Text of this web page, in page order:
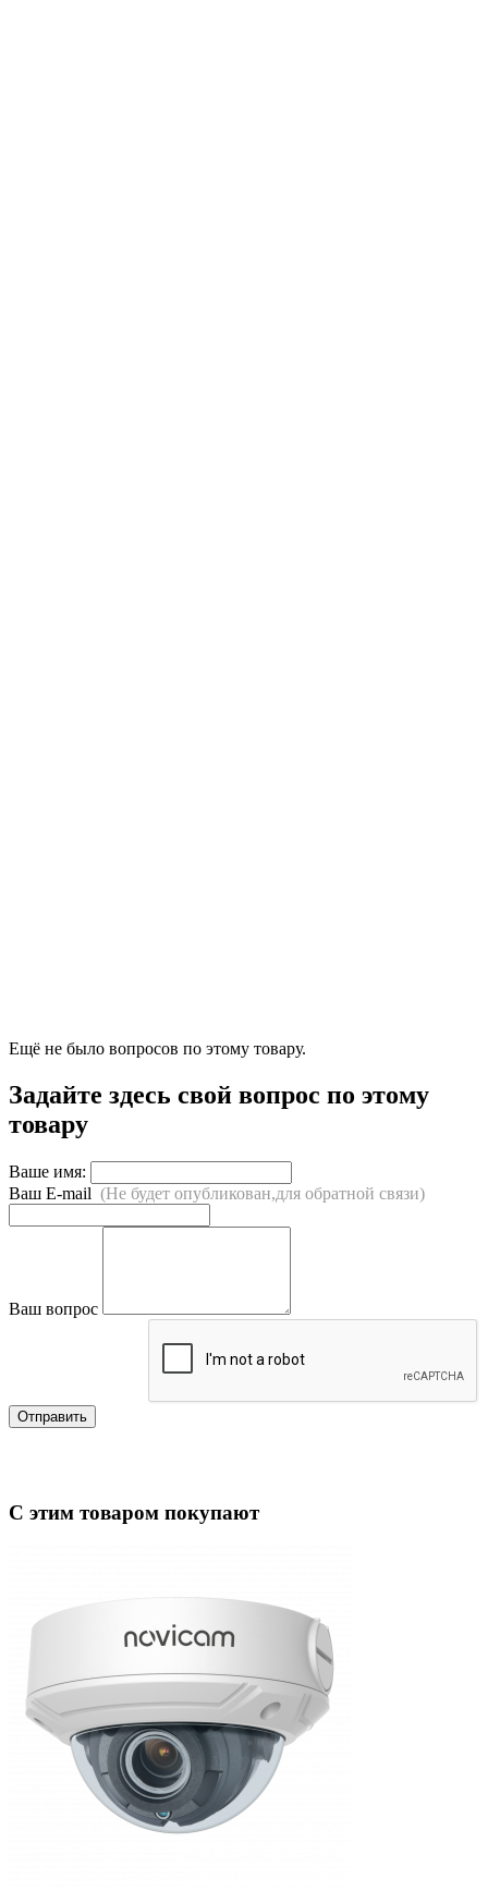
Ещё не было вопросов по этому товару.
Задайте здесь свой вопрос по этому
товару
Ваше имя:
Ваш E-mail (Не будет опубликован,для обратной связи)
Ваш вопрос
Отправить
С этим товаром покупают